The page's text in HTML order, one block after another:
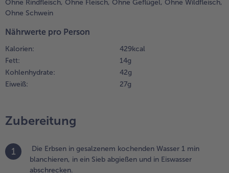
ein
Sieb
und
und
in einer
Ohne Rindfleisch, Ohne Fleisch, Ohne Geflügel, Ohne Wildfleisch,
Ohne Schwein
Nährwerte pro Person
Kalorien:
429 kcal
Fett:
14 g
Kohlenhydrate:
42 g
Eiweiß:
27 g
Zubereitung
1
Die Erbsen in gesalzenem kochenden Wasser 1 min
blanchieren, in ein Sieb abgießen und in Eiswasser
abschrecken.